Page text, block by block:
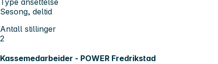
Sesong, deltid
Antall stillinger
2
Kassemedarbeider - POWER Fredrikstad